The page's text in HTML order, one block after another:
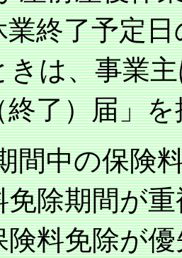
終了予定
は、事業
了）届」
間中の保険
除期間が
料免除が